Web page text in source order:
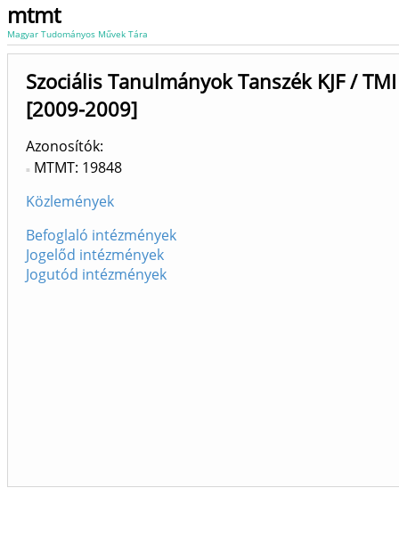
mtmt
Magyar Tudományos Művek Tára
Szociális Tanulmányok Tanszék KJF /
[2009-2009]
Azonosítók
MTMT: 19848
Közlemények
Befoglaló intézmények
Jogelőd intézmények
Jogutód intézmények